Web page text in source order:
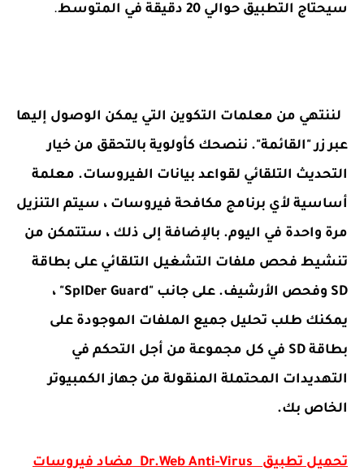
سيحتاج التطبيق حوالي 20 دقيقة في المتوسط .
لننتهي من معلمات التكوين التي يمكن الوصول إليها
عبر زر "القائمة". ننصحك كأولوية بالتحقق من خيار
التحديث التلقائي لقواعد بيانات الفيروسات. معلمة
أساسية لأي برنامج مكافحة فيروسات ، سيتم التنزيل
مرة واحدة في اليوم. بالإضافة إلى ذلك ، ستتمكن من
تنشيط فحص ملفات التشغيل التلقائي على بطاقة
SD وفحص الأرشيف. على جانب "SpIDer Guard" ،
يمكنك طلب تحليل جميع الملفات الموجودة على
بطاقة SD في كل مجموعة من أجل التحكم في
التهديدات المحتملة المنقولة من جهاز الكمبيوتر
الخاص بك.
تحميل تطبيق Dr.Web Anti-Virus مضاد فيروسات